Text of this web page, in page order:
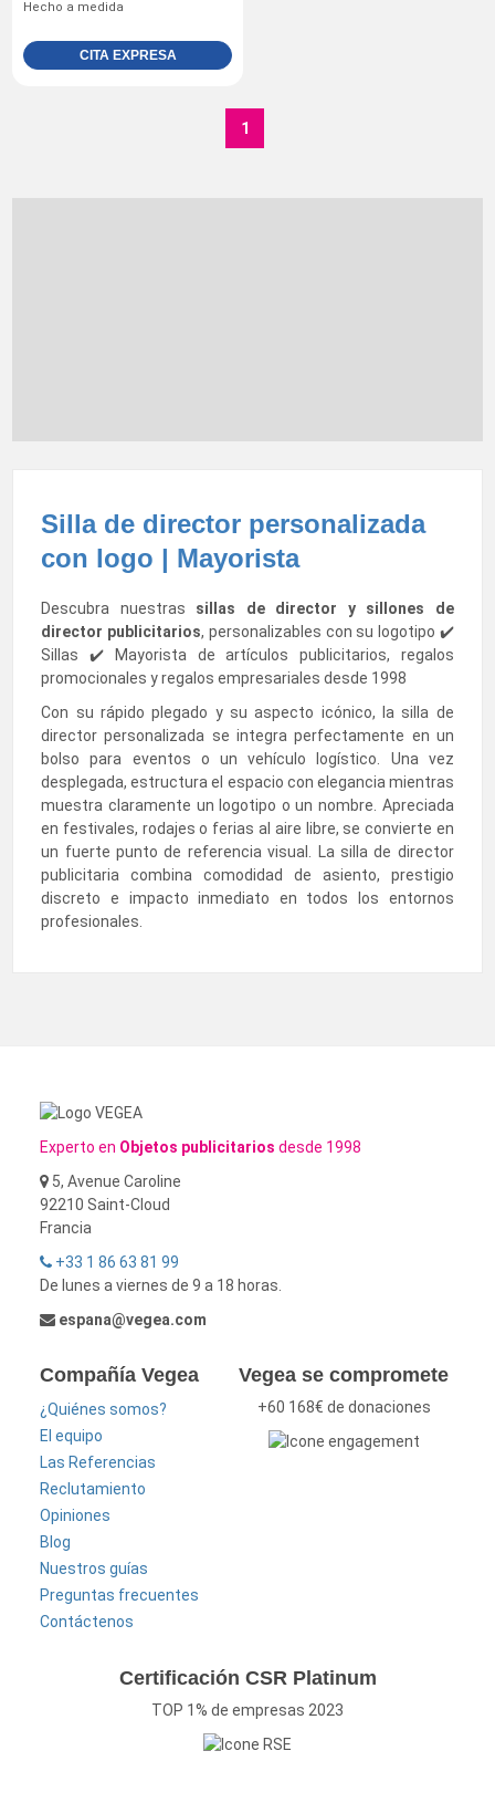
Silla de director personalizada
con logo | Mayorista
Descubra nuestras sillas de director y sillones de
director publicitarios, personalizables con su logotipo ✔️
Sillas ✔️ Mayorista de artículos publicitarios, regalos
promocionales y regalos empresariales desde 1998
Con su rápido plegado y su aspecto icónico, la silla de
director personalizada se integra perfectamente en un
bolso para eventos o un vehículo logístico. Una vez
desplegada, estructura el espacio con elegancia mientras
muestra claramente un logotipo o un nombre. Apreciada
en festivales, rodajes o ferias al aire libre, se convierte en
un fuerte punto de referencia visual. La silla de director
publicitaria combina comodidad de asiento, prestigio
discreto e impacto inmediato en todos los entornos
profesionales.
Hecho a medida
CITA EXPRESA
1
Experto en Objetos publicitarios desde 1998
5, Avenue Caroline
92210 Saint-Cloud
Francia
+33 1 86 63 81 99
De lunes a viernes de 9 a 18 horas.
espana@vegea.com
Compañía Vegea
¿Quiénes somos?
El equipo
Las Referencias
Reclutamiento
Opiniones
Blog
Nuestros guías
Preguntas frecuentes
Contáctenos
Vegea se compromete
+60 168€ de donaciones
Certificación CSR Platinum
TOP 1% de empresas 2023